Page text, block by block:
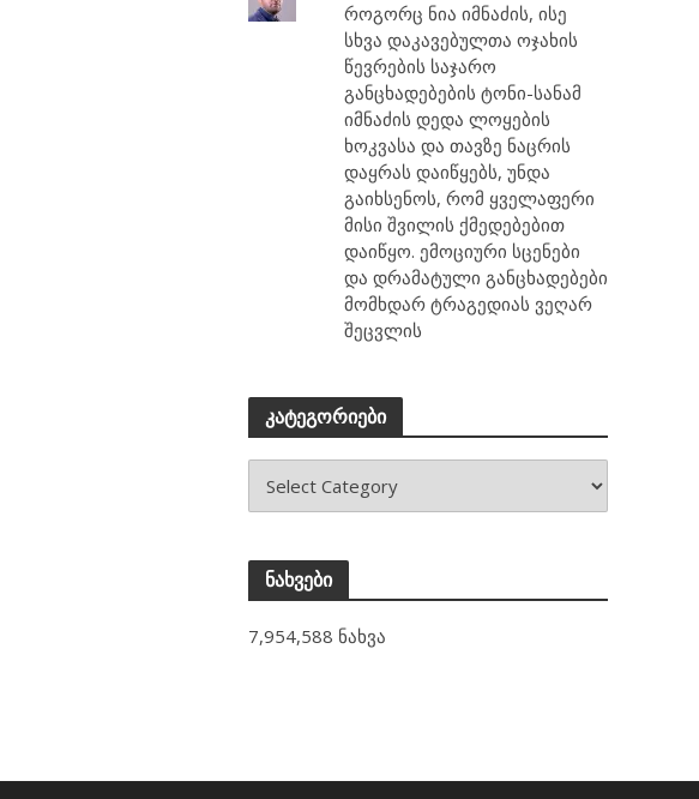
როგორც ნია იმნაძის, ისე
სხვა დაკავებულთა ოჯახის
წევრების საჯარო
განცხადებების ტონი-სანამ
იმნაძის დედა ლოყების
ხოკვასა და თავზე ნაცრის
დაყრას დაიწყებს, უნდა
გაიხსენოს, რომ ყველაფერი
მისი შვილის ქმედებებით
დაიწყო. ემოციური სცენები
და დრამატული განცხადებები
მომხდარ ტრაგედიას ვეღარ
შეცვლის
კატეგორიები
ნახვები
7,954,588 ნახვა